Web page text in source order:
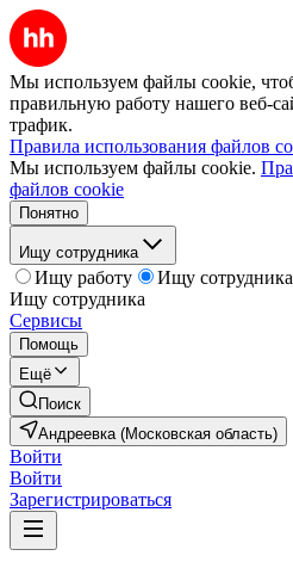
Мы используем файлы cookie,
правильную работу нашего веб-
трафик.
Правила использования файлов
Мы используем файлы cookie.
файлов cookie
Понятно
Ищу сотрудника
Ищу работу
Ищу сотрудника
Ищу сотрудника
Сервисы
Помощь
Ещё
Поиск
Андреевка (Московская область)
Войти
Войти
Зарегистрироваться